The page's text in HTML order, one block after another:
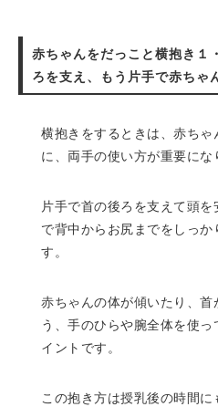
赤ちゃんをだっこと横抱き１
ろを支え、もう片手で赤ちゃ
横抱きをするときは、赤ち
に、両手の使い方が重要にな
片手で首の後ろを支えて頭
で背中からお尻までをしっか
す。
赤ちゃんの体が傾いたり、首
う、手のひらや腕全体を使
イントです。
この抱き方は授乳後の時間